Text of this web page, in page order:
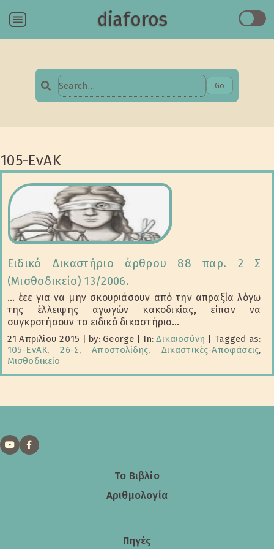
Menu diaforos
Search
Go
105-ΕνΑΚ
Ειδικό Δικαστήριο άρθρου 88 παρ. 2 Σ
(Μισθοδικείο) 13/2006.
… έεε για να μην σκουριάσουν από την απραξία λόγω
της έλλειψης αγωγών κακοδικίας, είπαν να
συγκροτήσουν το ειδικό δικαστήριο...
21 Απριλίου 2015 by: George In:Δικαιοσύνη
Tagged as:
105-ΕνΑΚ,26-Σ,Αποστολίδης, Δικαστικές-Αποφάσεις,
Μισθοδικείο
Το Βιβλίο
Αριθμολογία
Πηγές